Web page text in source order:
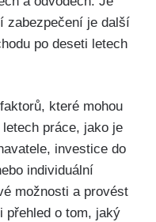
zabezpečení je další
po deseti letech
které mohou
práce, jako je
investice do
individuální
možnosti a provést
přehled o tom, jaký